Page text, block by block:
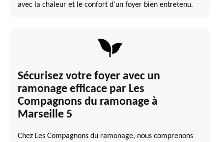
avec la chaleur et le confort d'un foyer bien entretenu.
Sécurisez votre foyer avec un
ramonage efficace par Les
Compagnons du ramonage à
Marseille 5
Chez Les Compagnons du ramonage, nous comprenons